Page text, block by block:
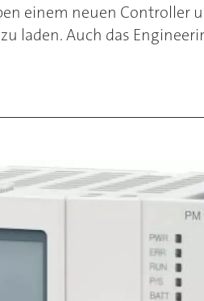
einem neuen Controller
laden. Auch das